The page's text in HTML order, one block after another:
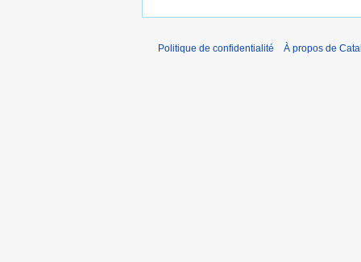
Politique de confidentialité À propos de